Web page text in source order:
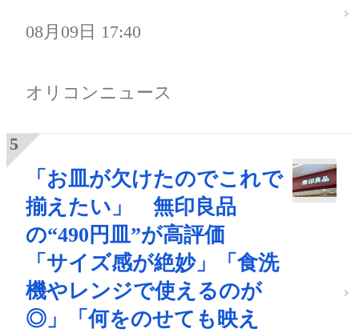
08月09日 17:40
オリコンニュース
「お皿が欠けたのでこれで
揃えたい」 無印良品
の“490円皿”が高評価
「サイズ感が絶妙」「食洗
機やレンジで使えるのが
◎」「何をのせても映え